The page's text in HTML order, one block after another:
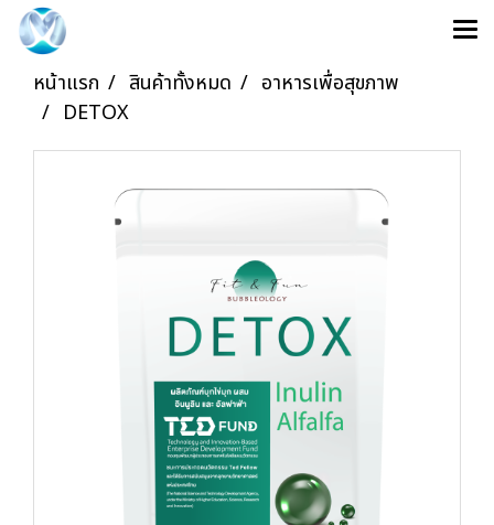
หน้าแรก สินค้าทั้งหมด
อาหารเพื่อสุขภาพ
DETOX